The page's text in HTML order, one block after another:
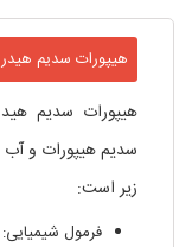
هیپورات سدیم
هیپورات سدیم
سدیم هیپورات و
زیر است:
فرمول شیمیایی: NaHCOO · xH2O